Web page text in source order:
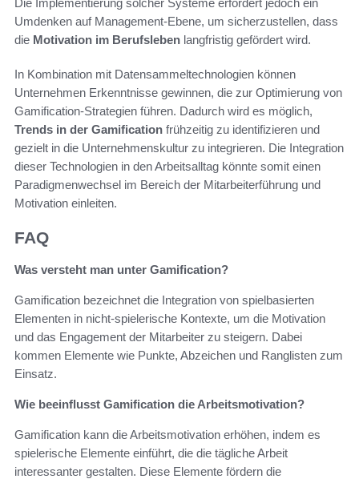
Die Implementierung solcher Systeme erfordert jedoch ein
Umdenken auf Management-Ebene, um sicherzustellen, dass
die Motivation im Berufsleben langfristig gefördert wird.
In Kombination mit Datensammeltechnologien können
Unternehmen Erkenntnisse gewinnen, die zur Optimierung von
Gamification-Strategien führen. Dadurch wird es möglich,
Trends in der Gamification frühzeitig zu identifizieren und
gezielt in die Unternehmenskultur zu integrieren. Die Integration
dieser Technologien in den Arbeitsalltag könnte somit einen
Paradigmenwechsel im Bereich der Mitarbeiterführung und
Motivation einleiten.
FAQ
Was versteht man unter Gamification?
Gamification bezeichnet die Integration von spielbasierten
Elementen in nicht-spielerische Kontexte, um die Motivation
und das Engagement der Mitarbeiter zu steigern. Dabei
kommen Elemente wie Punkte, Abzeichen und Ranglisten zum
Einsatz.
Wie beeinflusst Gamification die Arbeitsmotivation?
Gamification kann die Arbeitsmotivation erhöhen, indem es
spielerische Elemente einführt, die die tägliche Arbeit
interessanter gestalten. Diese Elemente fördern die